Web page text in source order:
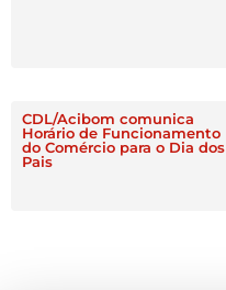
CDL/Acibom comunica
Horário de Funcionamento
do Comércio para o Dia dos
Pais